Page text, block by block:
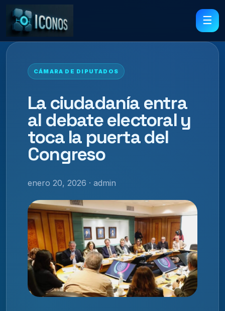
☰
CÁMARA DE DIPUTADOS
La ciudadanía entra
al debate electoral y
toca la puerta del
Congreso
enero 20, 2026 · admin